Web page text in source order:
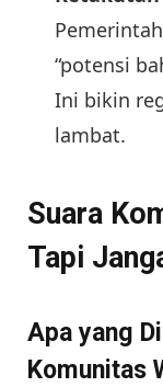
“potensi
Ini bikin
lambat.
Suara
Tapi
Apa yang
Komunitas